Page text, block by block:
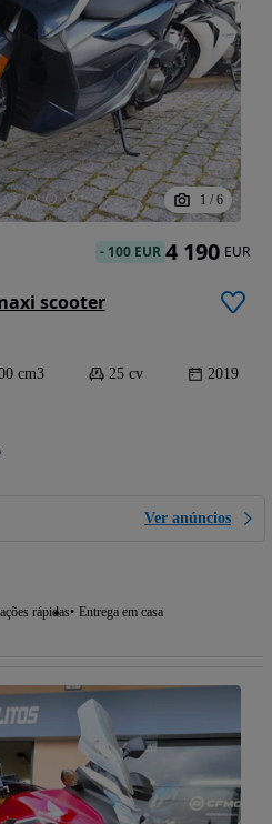
1 / 6
scooter
cm3 25 cv 2019
Ver anúncios
rápidas Entrega em casa
- 100 EUR 4 190 EUR